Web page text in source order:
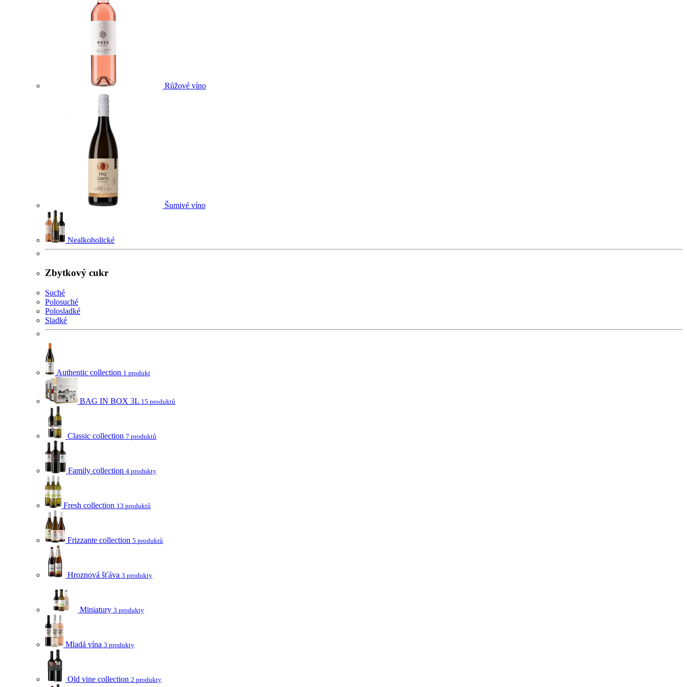
Růžové víno
Šumivé víno
Nealkoholické
Zbytkový cukr
Suché
Polosuché
Polosladké
Sladké
Authentic collection 1 produkt
BAG IN BOX 3L 15 produktů
Classic collection 7 produktů
Family collection 4 produkty
Fresh collection 13 produktů
Frizzante collection 5 produktů
Hroznová šťáva 3 produkty
Miniatury 3 produkty
Mladá vína 3 produkty
Old vine collection 2 produkty